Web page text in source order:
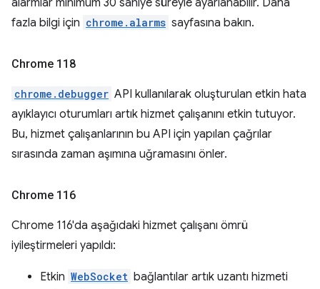
alarmlar minimum 30 saniye süreyle ayarlanabilir. Daha
fazla bilgi için chrome.alarms sayfasına bakın.
Chrome 118
chrome.debugger API kullanılarak oluşturulan etkin hata
ayıklayıcı oturumları artık hizmet çalışanını etkin tutuyor.
Bu, hizmet çalışanlarının bu API için yapılan çağrılar
sırasında zaman aşımına uğramasını önler.
Chrome 116
Chrome 116'da aşağıdaki hizmet çalışanı ömrü
iyileştirmeleri yapıldı:
Etkin WebSocket bağlantılar artık uzantı hizmeti